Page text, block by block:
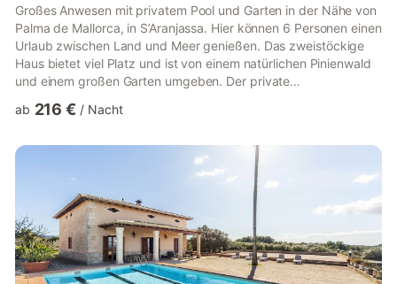
Großes Anwesen mit privatem Pool und Garten in der Nähe von
Palma de Mallorca, in S’Aranjassa. Hier können 6 Personen einen
Urlaub zwischen Land und Meer genießen. Das zweistöckige
Haus bietet viel Platz und ist von einem natürlichen Pinienwald
und einem großen Garten umgeben. Der private
Metern ist der Mittelpunkt dieses Hauses. Es gibt nichts
und sich anschließend auf einer der Sonnenliegen zu sonnen.
Neben dem Pool befindet sich der Grillplatz. Zum Essen
ab 216 € / Nacht